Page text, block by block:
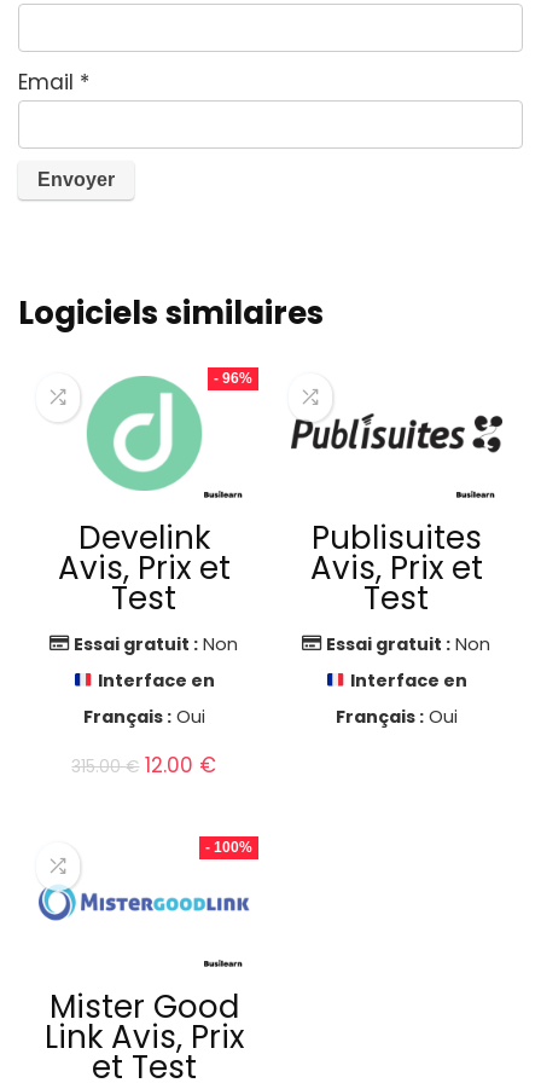
Email *
Logiciels similaires
- 96%
Develink
Avis, Prix et
Test
Essai gratuit : Non
Interface en
Français : Oui
315.00€ Le
était :
315.00 €.
12.00 €Le
est :
12.00 €.
Publisuites
Avis, Prix et
Test
Essai gratuit : Non
Interface en
Français : Oui
- 100%
Mister Good
Link Avis, Prix
et Test